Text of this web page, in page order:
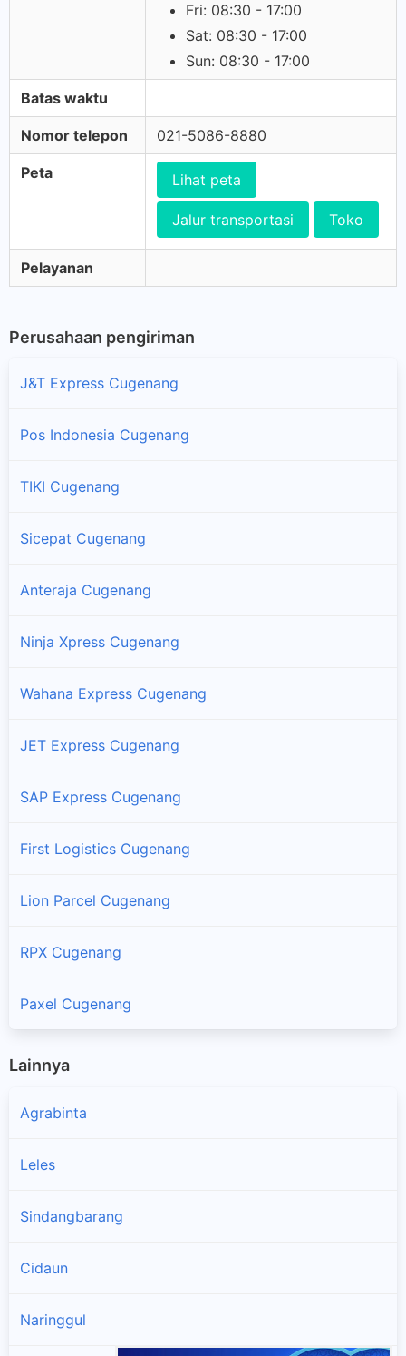
Fri: 08:30 - 17:00
Sat: 08:30 - 17:00
Sun: 08:30 - 17:00
Batas waktu
Nomor telepon 021-5086-8880
Peta Lihat peta
Jalur transportasi Toko
Pelayanan
Perusahaan pengiriman
J&T Express Cugenang
Pos Indonesia Cugenang
TIKI Cugenang
Sicepat Cugenang
Anteraja Cugenang
Ninja Xpress Cugenang
Wahana Express Cugenang
JET Express Cugenang
SAP Express Cugenang
First Logistics Cugenang
Lion Parcel Cugenang
RPX Cugenang
Paxel Cugenang
Lainnya
Agrabinta
Leles
Sindangbarang
Cidaun
Naringgul